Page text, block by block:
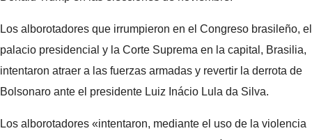
Los alborotadores que irrumpieron en el Congreso brasileño, el
palacio presidencial y la Corte Suprema en la capital, Brasilia,
intentaron atraer a las fuerzas armadas y revertir la derrota de
Bolsonaro ante el presidente Luiz Inácio Lula da Silva.
Los alborotadores «intentaron, mediante el uso de la violencia